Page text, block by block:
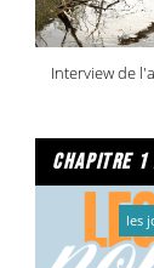
Interview de
les